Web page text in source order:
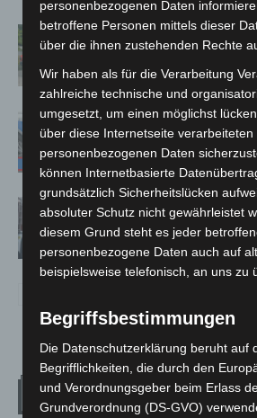
Region Hannover:
Notfallsanitäter
Kreuz
Mann läuft mit
A7 – Polizei sucht
Celle: Mensch stirbt
auf Baustelle
Wetter
personenbezogenen Daten
betroffene Personen mittels dieser
über die ihnen zustehenden Rechte
Wir haben als für die Verarbeitung
zahlreiche technische und
umgesetzt, um einen möglichst
über diese Internetseite verarbeiteten
personenbezogenen Daten
können Internetbasierte
grundsätzlich Sicherheitslücken
absoluter Schutz nicht gewährleistet
diesem Grund steht es jeder
personenbezogene Daten auch auf
beispielsweise telefonisch, an uns zu
Begriffsbestimmungen
Die Datenschutzerklärung beruht auf
Begrifflichkeiten, die durch den
und Verordnungsgeber beim Erlass
Grundverordnung (DS-GVO)